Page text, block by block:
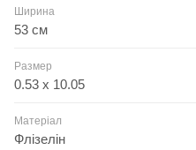
Ширина
53 см
Размер
0.53 x 10.05
Матеріал
Флізелін